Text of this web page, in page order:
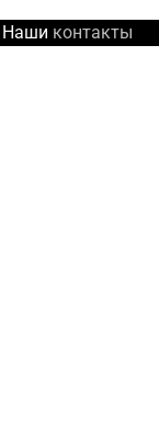
Наши контакты